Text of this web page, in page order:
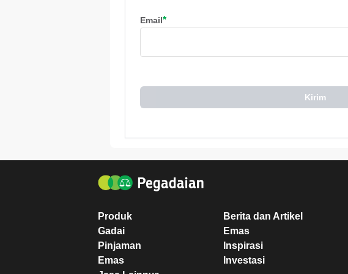
Email*
Kirim
Produk
Gadai
Pinjaman
Emas
Berita dan Artikel
Emas
Inspirasi
Investasi